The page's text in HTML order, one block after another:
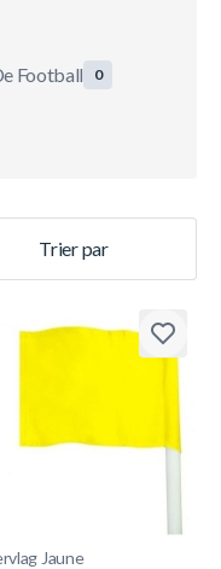
Football 0
Trier par
Jaune